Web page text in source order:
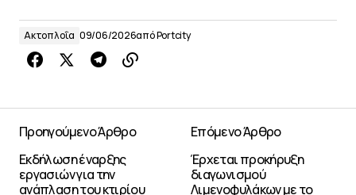
Ακτοπλοΐα 09/06/2026απόPortcity
Προηγούμενο Άρθρο
Eκδήλωση έναρξης
εργασιών για την
ανάπλαση του κτιρίου
Επόμενο Άρθρο
Έρχεται προκήρυξη
διαγωνισμού
Λιμενοφυλάκων με το